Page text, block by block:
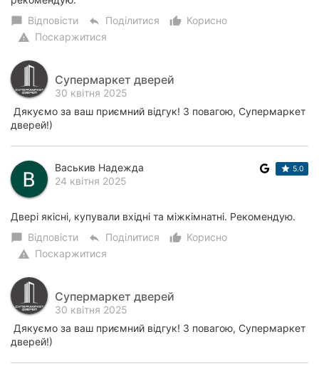
chat_bubble Відповісти reply Поділитися thumb_up_alt
Корисно
warning Поскаржитися
Супермаркет дверей
30 квітня 2025
Дякуємо за ваш приємний відгук! З повагою, Супермаркет
дверей!)
Васькив Надежда
24 квітня 2025
5.0
Двері якісні, купували вхідні та міжкімнатні. Рекомендую.
chat_bubble Відповісти reply Поділитися thumb_up_alt
Корисно
warning Поскаржитися
Супермаркет дверей
30 квітня 2025
Дякуємо за ваш приємний відгук! З повагою, Супермаркет
дверей!)